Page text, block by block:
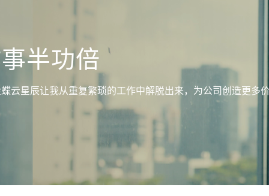
半功倍
云星辰让我从重复繁琐的工作中解脱出来，为公司创造更多